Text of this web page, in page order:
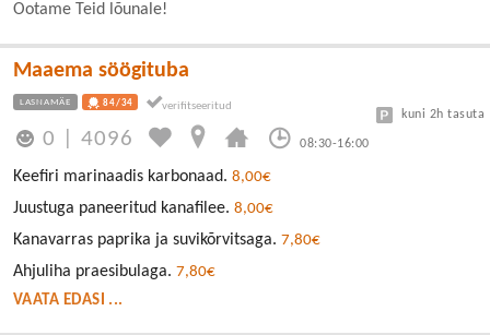
Ootame Teid lõunale!
Maaema söögituba
LASNAMÄE 84/34
0 |4096 08:30-16:00
kuni 2h tasuta
Keefiri marinaadis karbonaad. 8,00€
Juustuga paneeritud kanafilee. 8,00€
Kanavarras paprika ja suvikõrvitsaga. 7,80€
Ahjuliha praesibulaga. 7,80€
VAATA EDASI ...